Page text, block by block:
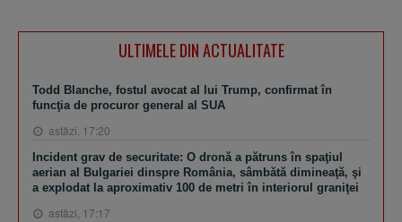
ULTIMELE DIN ACTUALITATE
Todd Blanche, fostul avocat al lui Trump, confirmat în
funcţia de procuror general al SUA
astăzi, 17:20
Incident grav de securitate: O dronă a pătruns în spaţiul
aerian al Bulgariei dinspre România, sâmbătă dimineaţă, şi
a explodat la aproximativ 100 de metri în interiorul graniţei
astăzi, 17:17